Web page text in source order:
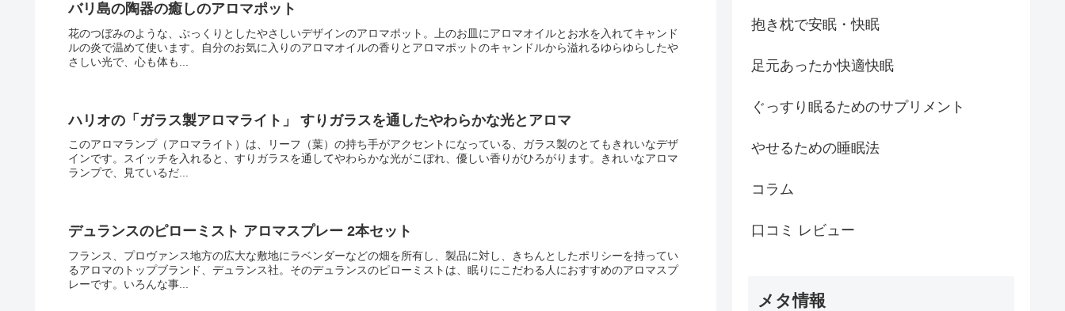
バリ島の陶器の癒しのアロマポット
花のつぼみのような、ぷっくりとしたやさしいデザインのアロマポット。上のお皿にアロマオイルとお水を入れてキャンド
ルの炎で温めて使います。自分のお気に入りのアロマオイルの香りとアロマポットのキャンドルから溢れるゆらゆらしたや
さしい光で、心も体も...
ハリオの「ガラス製アロマライト」 すりガラスを通したやわらかな光とアロマ
このアロマランプ（アロマライト）は、リーフ（葉）の持ち手がアクセントになっている、ガラス製のとてもきれいなデザ
インです。スイッチを入れると、すりガラスを通してやわらかな光がこぼれ、優しい香りがひろがります。きれいなアロマ
ランプで、見ているだ...
デュランスのピローミスト アロマスプレー 2本セット
フランス、プロヴァンス地方の広大な敷地にラベンダーなどの畑を所有し、製品に対し、きちんとしたポリシーを持ってい
るアロマのトップブランド、デュランス社。そのデュランスのピローミストは、眠りにこだわる人におすすめのアロマスプ
レーです。いろんな事...
抱き枕で安眠・快眠
足元あったか快適快眠
ぐっすり眠るためのサプリメント
やせるための睡眠法
コラム
口コミ レビュー
メタ情報